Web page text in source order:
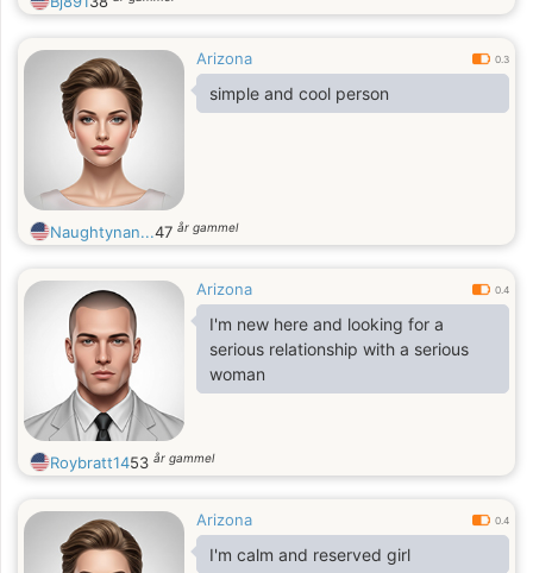
Arizona 0.3
simple and cool person
Naughtynan...47 år gammel
Arizona 0.4
I'm new here and looking for a
serious relationship with a serious
woman
Roybratt1453 år gammel
Arizona 0.4
I'm calm and reserved girl